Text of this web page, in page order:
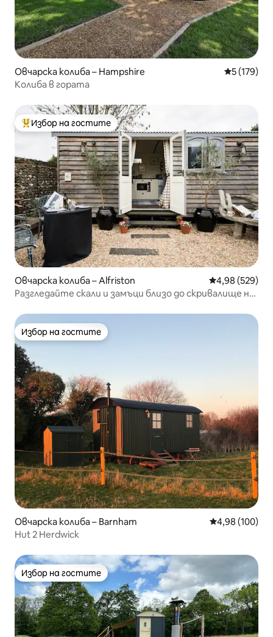
Овчарска колиба – Hampshire Средна
5 (179)
Колиба в гората
Най-популярен избор на гостите
Избор на гостите
Овчарска колиба – Alfriston Средна
4,98 (529)
Разгледайте скали и замъци близо до скривалище на
Избор на гостите
Избор на гостите
Овчарска колиба – Barnham Средна
4,98 (100)
Hut 2 Herdwick
Избор на гостите
Избор на гостите